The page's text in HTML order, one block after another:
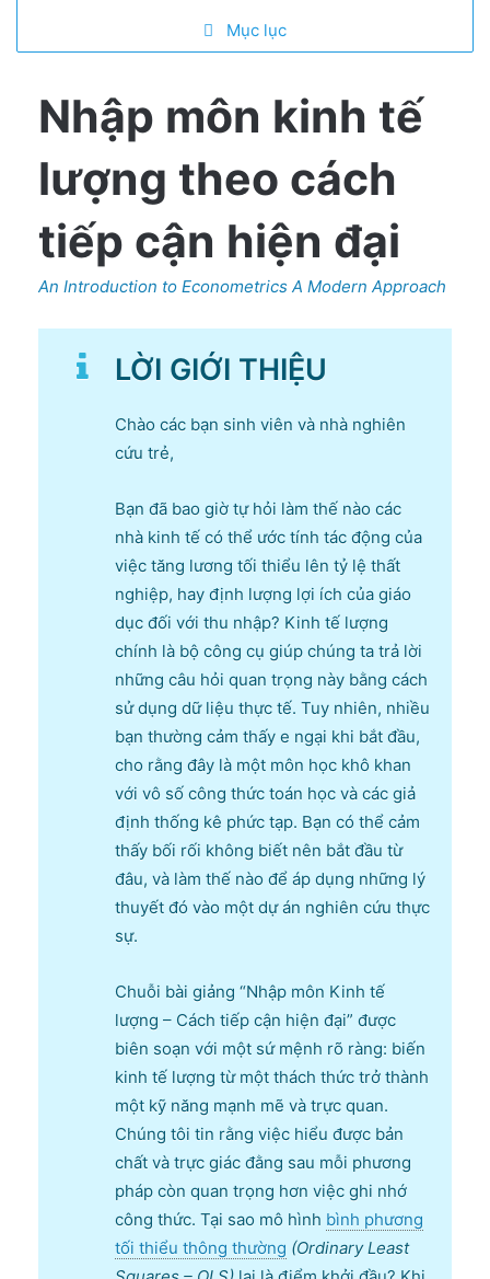
quantity
Mục lục
Nhập môn kinh tế
lượng theo cách
tiếp cận hiện đại
An Introduction to Econometrics A Modern Approach
LỜI GIỚI THIỆU
Chào các bạn sinh viên và nhà nghiên
cứu trẻ,
Bạn đã bao giờ tự hỏi làm thế nào các
nhà kinh tế có thể ước tính tác động của
việc tăng lương tối thiểu lên tỷ lệ thất
nghiệp, hay định lượng lợi ích của giáo
dục đối với thu nhập? Kinh tế lượng
chính là bộ công cụ giúp chúng ta trả lời
những câu hỏi quan trọng này bằng cách
sử dụng dữ liệu thực tế. Tuy nhiên, nhiều
bạn thường cảm thấy e ngại khi bắt đầu,
cho rằng đây là một môn học khô khan
với vô số công thức toán học và các giả
định thống kê phức tạp. Bạn có thể cảm
thấy bối rối không biết nên bắt đầu từ
đâu, và làm thế nào để áp dụng những lý
thuyết đó vào một dự án nghiên cứu thực
sự.
Chuỗi bài giảng “Nhập môn Kinh tế
lượng – Cách tiếp cận hiện đại” được
biên soạn với một sứ mệnh rõ ràng: biến
kinh tế lượng từ một thách thức trở thành
một kỹ năng mạnh mẽ và trực quan.
Chúng tôi tin rằng việc hiểu được bản
chất và trực giác đằng sau mỗi phương
pháp còn quan trọng hơn việc ghi nhớ
công thức. Tại sao mô hình bình phương
tối thiểu thông thường (Ordinary Least